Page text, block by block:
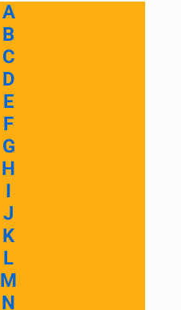
A
B
C
D
E
F
G
H
I
J
K
L
M
N